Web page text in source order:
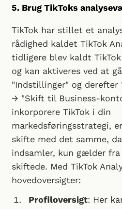
5. Brug TikToks
TikTok har stillet et
rådighed kaldet TikTok
tidligere blev kaldt
og kan aktiveres ved at
"Indstillinger" og derefter
→ "Skift til Business-
inkorporere TikTok i din
markedsføringsstrategi,
skifte med det samme,
indsamler, kun gælder fra
skiftede. Med TikTok
hovedoversigter:
Profiloversigt: Her